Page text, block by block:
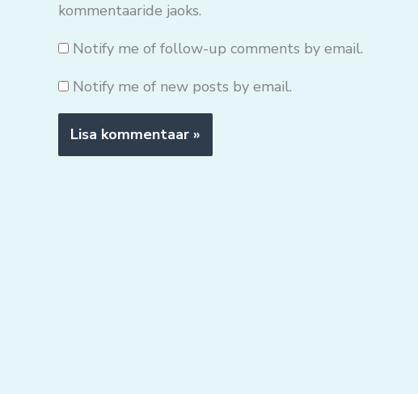
kommentaaride jaoks.
Notify me of follow-up comments by email.
Notify me of new posts by email.